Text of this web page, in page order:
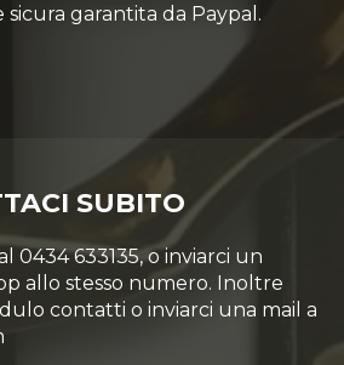
garantita da Paypal.
SUBITO
0434 633135, o inviarci un
allo stesso numero. Inoltre
contatti o inviarci una mail a